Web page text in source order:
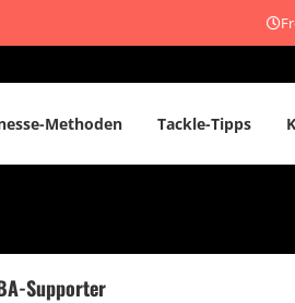
Methoden Tackle-Tipps
Supporter